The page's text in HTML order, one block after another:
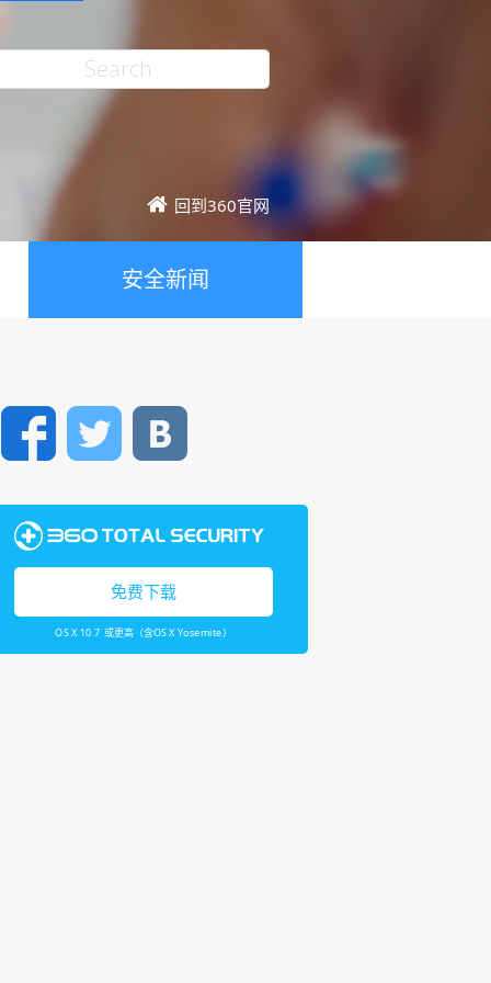
回到360官网
安全新闻
FacebookTwitter
免费下载
OS X 10.7 或更高（含OS X Yosemite）